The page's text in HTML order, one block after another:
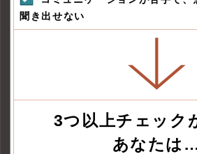
聞き出せない
3つ以上チェック
あなたは